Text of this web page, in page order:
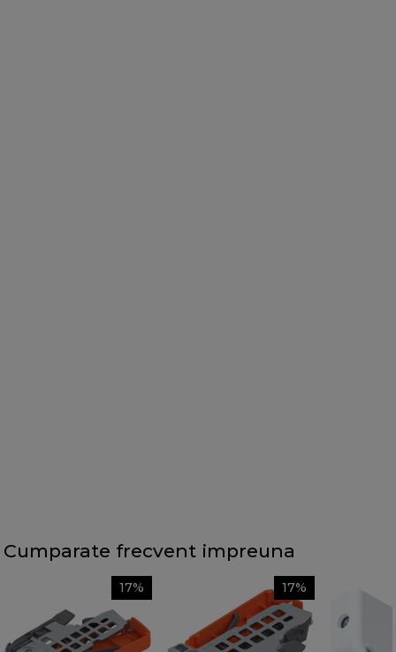
Cumparate frecvent impreuna
17% 17%